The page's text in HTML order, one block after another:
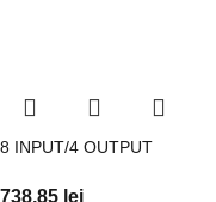
8 INPUT/4 OUTPUT
738,85 lei